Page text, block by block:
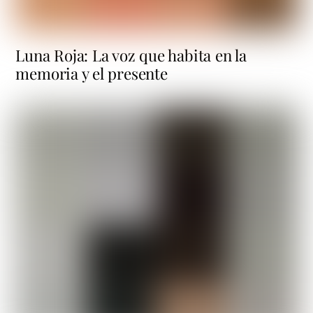
Luna Roja: La voz que habita en la
memoria y el presente